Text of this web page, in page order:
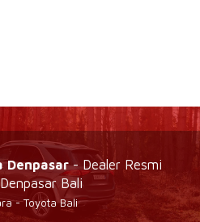
Denpasar- Dealer Resmi
Bali
- Toyota Bali